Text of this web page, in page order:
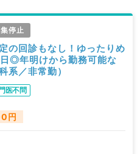
停止
の回診もなし！ゆったりめ
◎年明けから勤務可能な
系／非常勤）
医不問
円